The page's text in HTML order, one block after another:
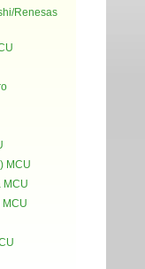
Renesas
MCU
MCU
MCU